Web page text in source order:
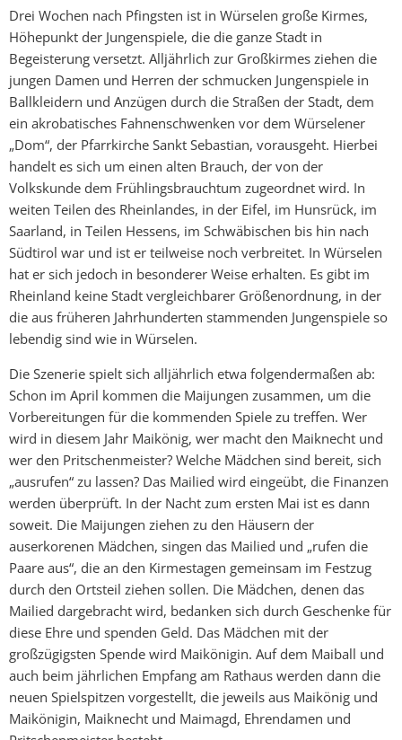
Drei Wochen nach Pfingsten ist in Würselen große Kirmes,
Höhepunkt der Jungenspiele, die die ganze Stadt in
Begeisterung versetzt. Alljährlich zur Großkirmes ziehen die
jungen Damen und Herren der schmucken Jungenspiele in
Ballkleidern und Anzügen durch die Straßen der Stadt, dem
ein akrobatisches Fahnenschwenken vor dem Würselener
„Dom“, der Pfarrkirche Sankt Sebastian, vorausgeht. Hierbei
handelt es sich um einen alten Brauch, der von der
Volkskunde dem Frühlingsbrauchtum zugeordnet wird. In
weiten Teilen des Rheinlandes, in der Eifel, im Hunsrück, im
Saarland, in Teilen Hessens, im Schwäbischen bis hin nach
Südtirol war und ist er teilweise noch verbreitet. In Würselen
hat er sich jedoch in besonderer Weise erhalten. Es gibt im
Rheinland keine Stadt vergleichbarer Größenordnung, in der
die aus früheren Jahrhunderten stammenden Jungenspiele so
lebendig sind wie in Würselen.
Die Szenerie spielt sich alljährlich etwa folgendermaßen ab:
Schon im April kommen die Maijungen zusammen, um die
Vorbereitungen für die kommenden Spiele zu treffen. Wer
wird in diesem Jahr Maikönig, wer macht den Maiknecht und
wer den Pritschenmeister? Welche Mädchen sind bereit, sich
„ausrufen“ zu lassen? Das Mailied wird eingeübt, die Finanzen
werden überprüft. In der Nacht zum ersten Mai ist es dann
soweit. Die Maijungen ziehen zu den Häusern der
auserkorenen Mädchen, singen das Mailied und „rufen die
Paare aus“, die an den Kirmestagen gemeinsam im Festzug
durch den Ortsteil ziehen sollen. Die Mädchen, denen das
Mailied dargebracht wird, bedanken sich durch Geschenke für
diese Ehre und spenden Geld. Das Mädchen mit der
großzügigsten Spende wird Maikönigin. Auf dem Maiball und
auch beim jährlichen Empfang am Rathaus werden dann die
neuen Spielspitzen vorgestellt, die jeweils aus Maikönig und
Maikönigin, Maiknecht und Maimagd, Ehrendamen und